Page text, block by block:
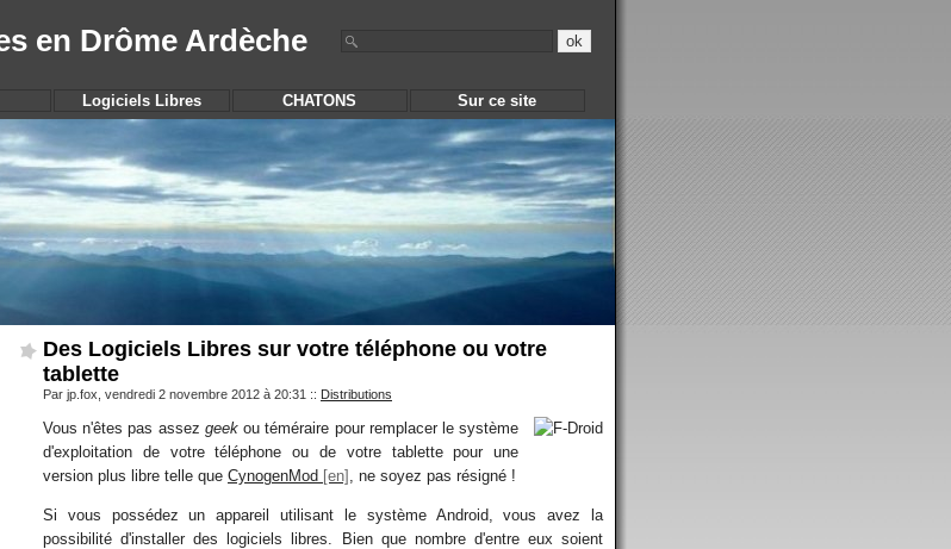
en Drôme Ardèche
Des Logiciels Libres sur votre téléphone ou votre
tablette
Par jp.fox, vendredi 2 novembre 2012 à 20:31 :: Distributions
Vous n'êtes pas assez geekou téméraire pour remplacer le système
d'exploitation de votre téléphone ou de votre tablette pour une
version plus libre telle que CynogenMod , ne soyez pas résigné !
Si vous possédez un appareil utilisant le système Android, vous avez la
possibilité d'installer des logiciels libres. Bien que nombre d'entre eux soient
Logiciels Libres CHATONS Sur ce site